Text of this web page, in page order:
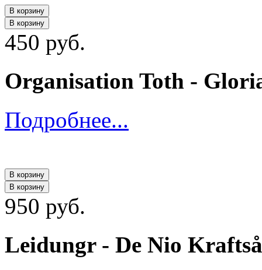
В корзину
В корзину
450 руб.
Organisation Toth -
Подробнее...
В корзину
В корзину
950 руб.
Leidungr - De Nio